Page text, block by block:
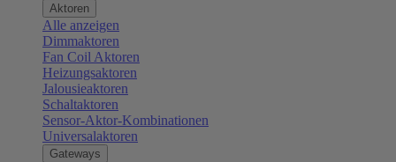
Aktoren
Alle anzeigen
Dimmaktoren
Fan Coil Aktoren
Heizungsaktoren
Jalousieaktoren
Schaltaktoren
Sensor-Aktor-Kombinationen
Universalaktoren
Gateways